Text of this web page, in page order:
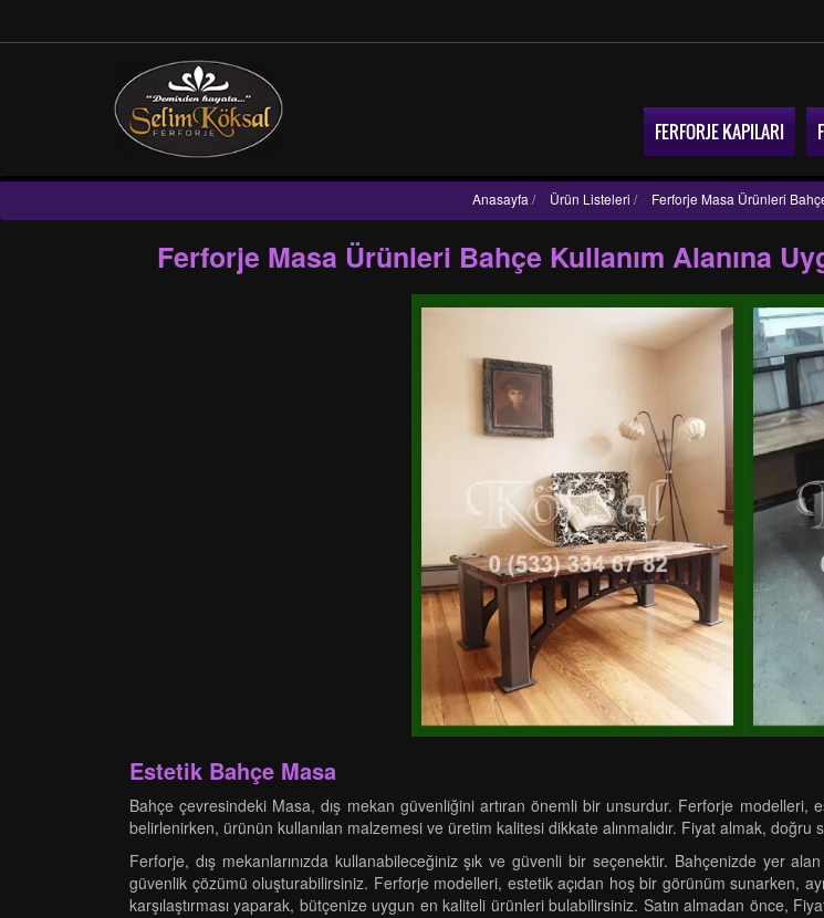
FERFORJE KAPILARI
Anasayfa / Ürün Listeleri / Ferforje Masa Ürünleri
Ferforje Masa Ürünleri Bahçe Kullanım Alanına
Estetik Bahçe Masa
Bahçe çevresindeki Masa, dış mekan güvenliğini artıran önemli bir unsurdur. Ferforje modelleri,
belirlenirken, ürünün kullanılan malzemesi ve üretim kalitesi dikkate alınmalıdır. Fiyat almak, doğru
Ferforje, dış mekanlarınızda kullanabileceğiniz şık ve güvenli bir seçenektir. Bahçenizde yer
güvenlik çözümü oluşturabilirsiniz. Ferforje modelleri, estetik açıdan hoş bir görünüm sunarken,
karşılaştırması yaparak, bütçenize uygun en kaliteli ürünleri bulabilirsiniz. Satın almadan önce,